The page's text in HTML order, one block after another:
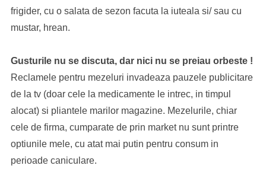
frigider, cu o salata de sezon facuta la iuteala si/ sau cu
mustar, hrean.
Gusturile nu se discuta, dar nici nu se preiau orbeste !
Reclamele pentru mezeluri invadeaza pauzele publicitare
de la tv (doar cele la medicamente le intrec, in timpul
alocat) si pliantele marilor magazine. Mezelurile, chiar
cele de firma, cumparate de prin market nu sunt printre
optiunile mele, cu atat mai putin pentru consum in
perioade caniculare.